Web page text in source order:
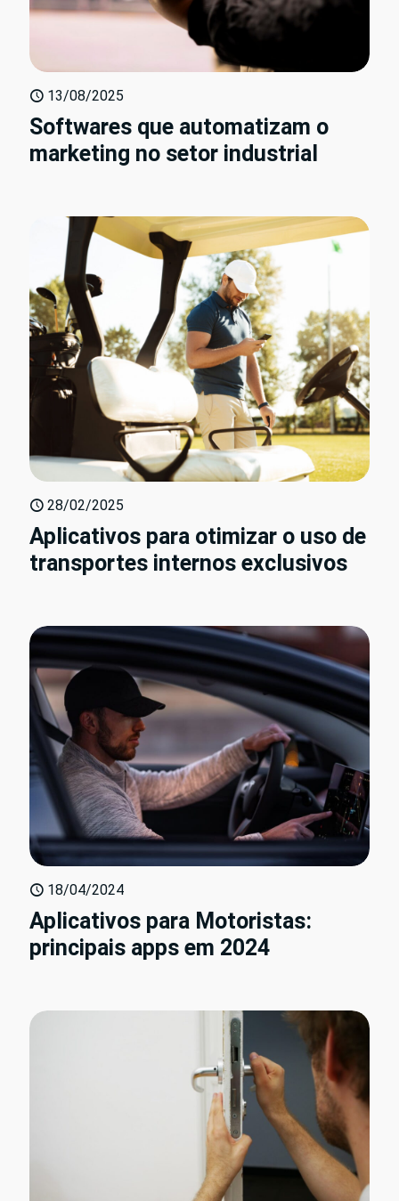
13/08/2025
Softwares que automatizam o
marketing no setor industrial
28/02/2025
Aplicativos para otimizar o uso de
transportes internos exclusivos
18/04/2024
Aplicativos para Motoristas:
principais apps em 2024